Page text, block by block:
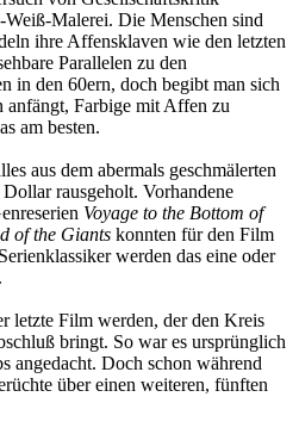
Malerei. Die Menschen sind
ihre Affensklaven wie den letzten
Parallelen zu den
in den 60ern, doch begibt man sich
anfängt, Farbige mit Affen zu
am besten.
aus dem abermals geschmälerten
rausgeholt. Vorhandene
Voyage to the Bottom of
of the Giants konnten für den Film
werden das eine oder
letzte Film werden, der den Kreis
bringt. So war es ursprünglich
angedacht. Doch schon während
über einen weiteren, fünften